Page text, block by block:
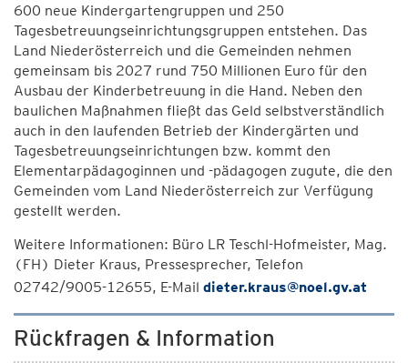
600 neue Kindergartengruppen und 250
Tagesbetreuungseinrichtungsgruppen entstehen. Das
Land Niederösterreich und die Gemeinden nehmen
gemeinsam bis 2027 rund 750 Millionen Euro für den
Ausbau der Kinderbetreuung in die Hand. Neben den
baulichen Maßnahmen fließt das Geld selbstverständlich
auch in den laufenden Betrieb der Kindergärten und
Tagesbetreuungseinrichtungen bzw. kommt den
Elementarpädagoginnen und -pädagogen zugute, die den
Gemeinden vom Land Niederösterreich zur Verfügung
gestellt werden.
Weitere Informationen: Büro LR Teschl-Hofmeister, Mag.
(FH) Dieter Kraus, Pressesprecher, Telefon
02742/9005-12655, E-Mail dieter.kraus@noel.gv.at
Rückfragen & Information